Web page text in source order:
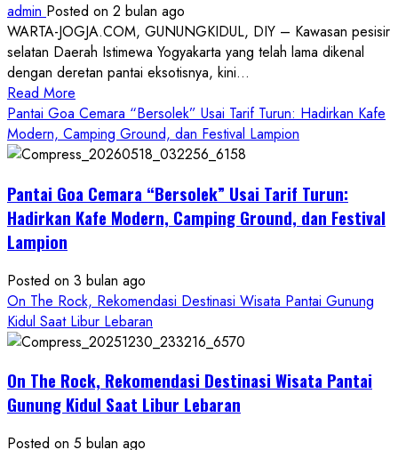
admin Posted on 2 bulan ago
WARTA-JOGJA.COM, GUNUNGKIDUL, DIY – Kawasan pesisir
selatan Daerah Istimewa Yogyakarta yang telah lama dikenal
dengan deretan pantai eksotisnya, kini...
Read More
more
about
ON
ROCK
Gunungkidul
Baru,
Padukan
Keindahan
Alam
Wisata
Kekinian
Pantai Goa Cemara “Bersolek” Usai Tarif Turun: Hadirkan Kafe
Modern, Camping Ground, dan Festival Lampion
Pantai Goa Cemara “Bersolek” Usai Tarif Turun:
Hadirkan Kafe Modern, Camping Ground, dan Festival
Lampion
Posted on 3 bulan ago
On The Rock, Rekomendasi Destinasi Wisata Pantai Gunung
Kidul Saat Libur Lebaran
On The Rock, Rekomendasi Destinasi Wisata Pantai
Gunung Kidul Saat Libur Lebaran
Posted on 5 bulan ago